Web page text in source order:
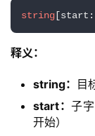
string [start:
释义：
string：
目
start：子
开始）